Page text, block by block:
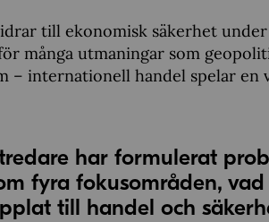
till ekonomisk säkerhet
många utmaningar som
– internationell handel spelar
har formulerat
fyra fokusområden,
till handel och